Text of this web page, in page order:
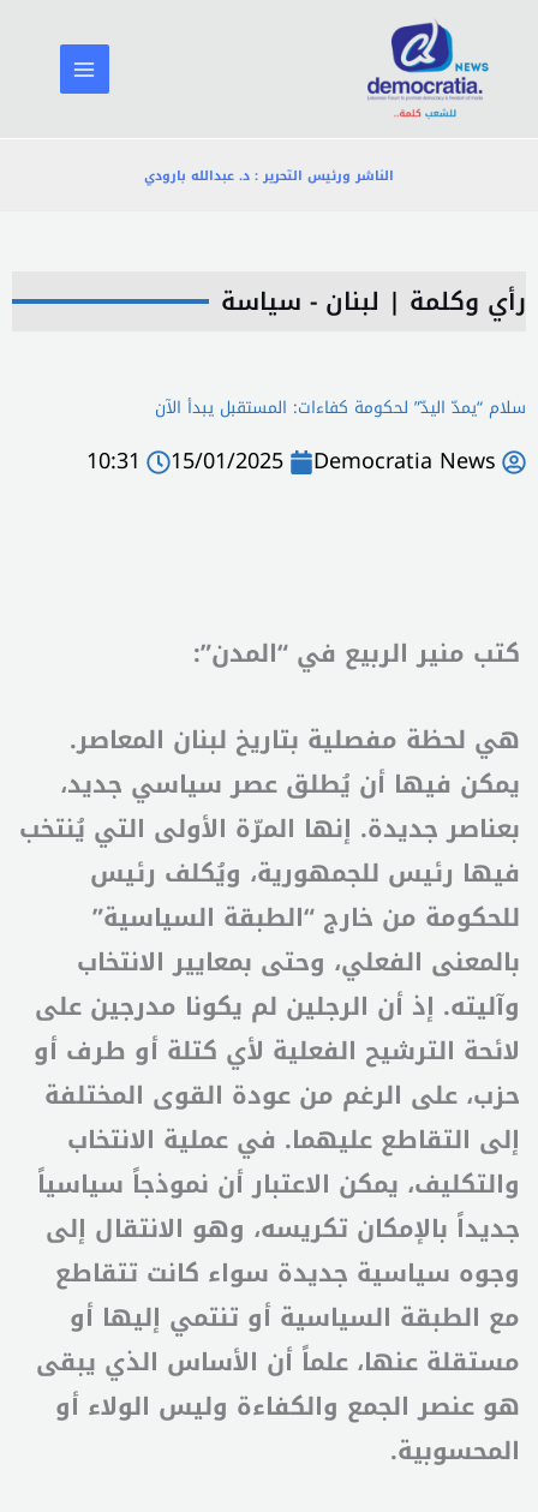
المحتوى
الناشر ورئيس التحرير : د. عبدالله بارودي
رأي وكلمة | لبنان - سياسة
سلام “يمدّ اليدّ” لحكومة كفاءات: المستقبل يبدأ الآن
Democratia News
15/01/2025
10:31
كتب منير الربيع في “المدن”:
هي لحظة مفصلية بتاريخ لبنان المعاصر.
يمكن فيها أن يُطلق عصر سياسي جديد،
بعناصر جديدة. إنها المرّة الأولى التي يُنتخب
فيها رئيس للجمهورية، ويُكلف رئيس
للحكومة من خارج “الطبقة السياسية”
بالمعنى الفعلي، وحتى بمعايير الانتخاب
وآليته. إذ أن الرجلين لم يكونا مدرجين على
لائحة الترشيح الفعلية لأي كتلة أو طرف أو
حزب، على الرغم من عودة القوى المختلفة
إلى التقاطع عليهما. في عملية الانتخاب
والتكليف، يمكن الاعتبار أن نموذجاً سياسياً
جديداً بالإمكان تكريسه، وهو الانتقال إلى
وجوه سياسية جديدة سواء كانت تتقاطع
مع الطبقة السياسية أو تنتمي إليها أو
مستقلة عنها، علماً أن الأساس الذي يبقى
هو عنصر الجمع والكفاءة وليس الولاء أو
المحسوبية.